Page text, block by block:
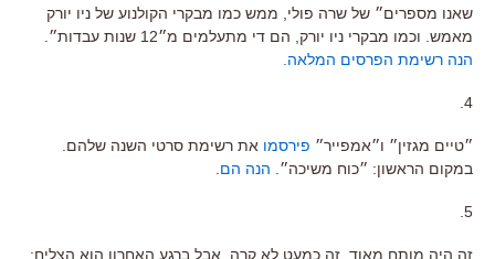
שאנו מספרים״ של שרה פולי, ממש כמו מבקרי הקולנוע של ניו יורק
מאמש. וכמו מבקרי ניו יורק, הם די מתעלמים מ״12 שנות עבדות״.
הנה רשימת הפרסים המלאה.
4.
״טיים מגזין״ ו״אמפייר״ פירסמו את רשימת סרטי השנה שלהם.
במקום הראשון: ״כוח משיכה״. הנה הם
5.
זה היה מותח מאוד, זה כמעט לא קרה, אבל ברגע האחרון הוא הצליח: